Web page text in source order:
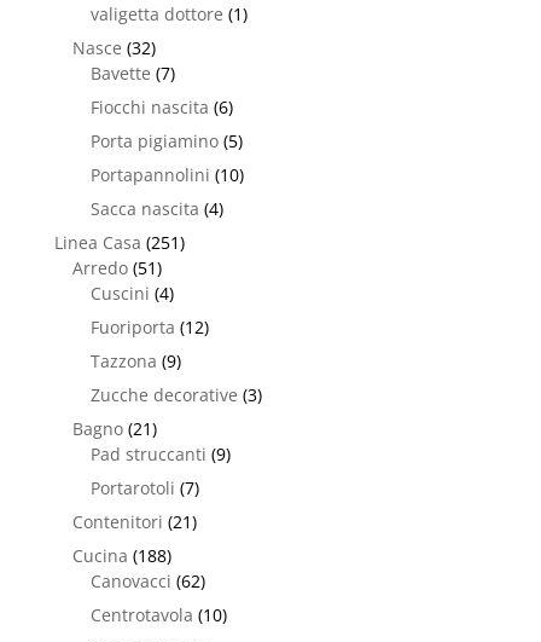
valigetta dottore (1)
Nasce (32)
Bavette (7)
Fiocchi nascita (6)
Porta pigiamino (5)
Portapannolini (10)
Sacca nascita (4)
Linea Casa (251)
Arredo (51)
Cuscini (4)
Fuoriporta (12)
Tazzona (9)
Zucche decorative (3)
Bagno (21)
Pad struccanti (9)
Portarotoli (7)
Contenitori (21)
Cucina (188)
Canovacci (62)
Centrotavola (10)